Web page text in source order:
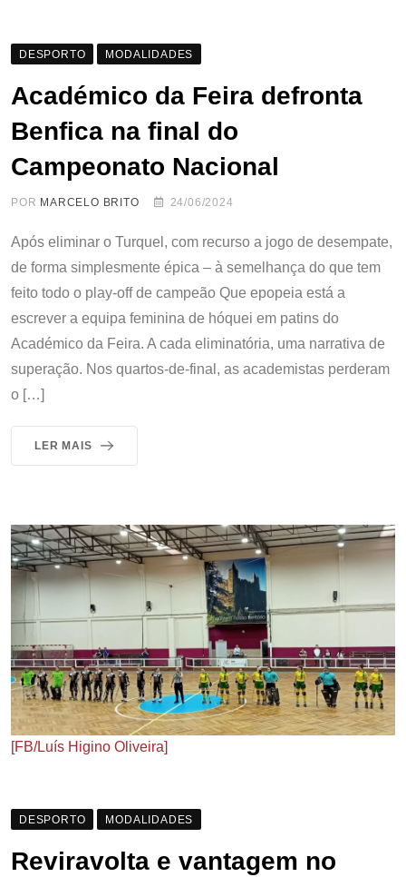
DESPORTO MODALIDADES
Académico da Feira defronta
Benfica na final do
Campeonato Nacional
POR MARCELO BRITO 24/06/2024
Após eliminar o Turquel, com recurso a jogo de desempate,
de forma simplesmente épica – à semelhança do que tem
feito todo o play-off de campeão Que epopeia está a
escrever a equipa feminina de hóquei em patins do
Académico da Feira. A cada eliminatória, uma narrativa de
superação. Nos quartos-de-final, as academistas perderam
o […]
LER MAIS
[FB/Luís Higino Oliveira]
DESPORTO MODALIDADES
Reviravolta e vantagem no